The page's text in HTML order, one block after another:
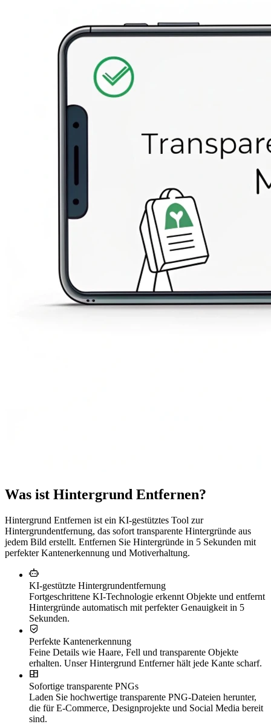
Was ist Hintergrund Entfernen?
Hintergrund Entfernen ist ein KI-gestütztes Tool zur
Hintergrundentfernung, das sofort transparente Hintergründe aus
jedem Bild erstellt. Entfernen Sie Hintergründe in 5 Sekunden mit
perfekter Kantenerkennung und Motiverhaltung.
KI-gestützte Hintergrundentfernung
Fortgeschrittene KI-Technologie erkennt Objekte und entfernt
Hintergründe automatisch mit perfekter Genauigkeit in 5
Sekunden.
Perfekte Kantenerkennung
Feine Details wie Haare, Fell und transparente Objekte
erhalten. Unser Hintergrund Entferner hält jede Kante scharf.
Sofortige transparente PNGs
Laden Sie hochwertige transparente PNG-Dateien herunter,
die für E-Commerce, Designprojekte und Social Media bereit
sind.